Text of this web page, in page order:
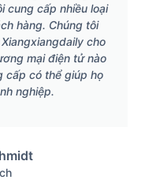
cung cấp nhiều loại
hàng. Chúng tôi
cho
mại điện tử nào
cấp có thể giúp họ
nghiệp.